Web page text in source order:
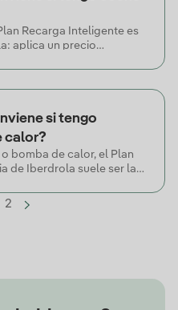
Recarga Inteligente es
aplica un precio
km por
si tengo
calor?
bomba de calor, el Plan
de Iberdrola suele ser la
equipo, adaptándose al
de cambiar hábitos.
2